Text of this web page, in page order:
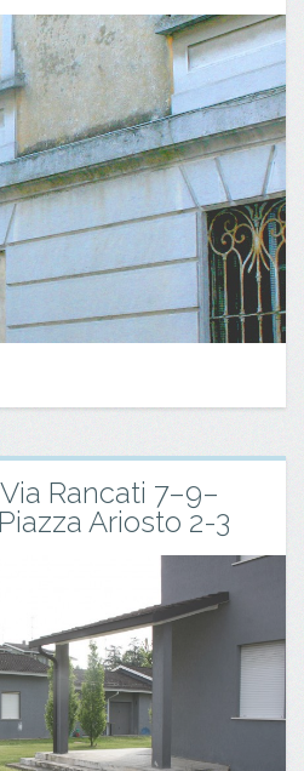
Rancati 7–9–
Ariosto 2-3